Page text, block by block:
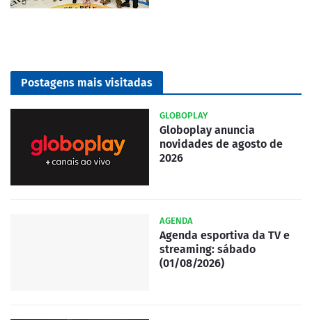
Postagens mais visitadas
GLOBOPLAY
Globoplay anuncia
novidades de agosto de
2026
AGENDA
Agenda esportiva da TV e
streaming: sábado
(01/08/2026)